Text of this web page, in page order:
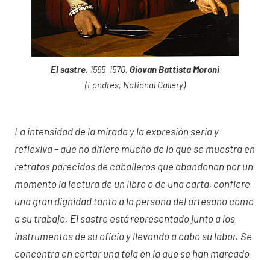
El sastre, 1565-1570, Giovan Battista Moroni
(Londres, National Gallery)
La intensidad de la mirada y la expresión seria y
reflexiva – que no difiere mucho de lo que se muestra en
retratos parecidos de caballeros que abandonan por un
momento la lectura de un libro o de una carta, confiere
una gran dignidad tanto a la persona del artesano como
a su trabajo. El sastre está representado junto a los
instrumentos de su oficio y llevando a cabo su labor. Se
concentra en cortar una tela en la que se han marcado